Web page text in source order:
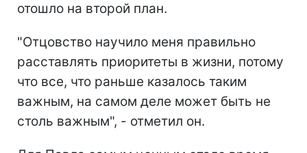
отошло на второй план.
"Отцовство научило меня правильно
расставлять приоритеты в жизни, потому
что все, что раньше казалось таким
важным, на самом деле может быть не
столь важным", - отметил он.